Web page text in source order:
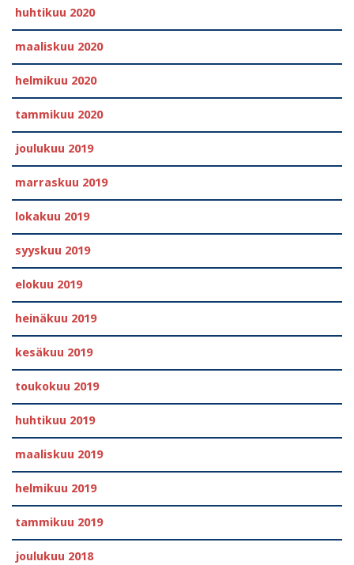
huhtikuu 2020
maaliskuu 2020
helmikuu 2020
tammikuu 2020
joulukuu 2019
marraskuu 2019
lokakuu 2019
syyskuu 2019
elokuu 2019
heinäkuu 2019
kesäkuu 2019
toukokuu 2019
huhtikuu 2019
maaliskuu 2019
helmikuu 2019
tammikuu 2019
joulukuu 2018